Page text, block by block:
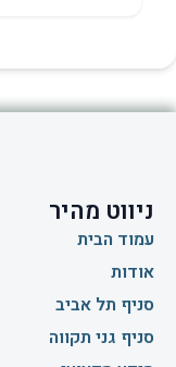
ניווט מהיר
עמוד הבית
אודות
סניף תל אביב
סניף גני תקווה